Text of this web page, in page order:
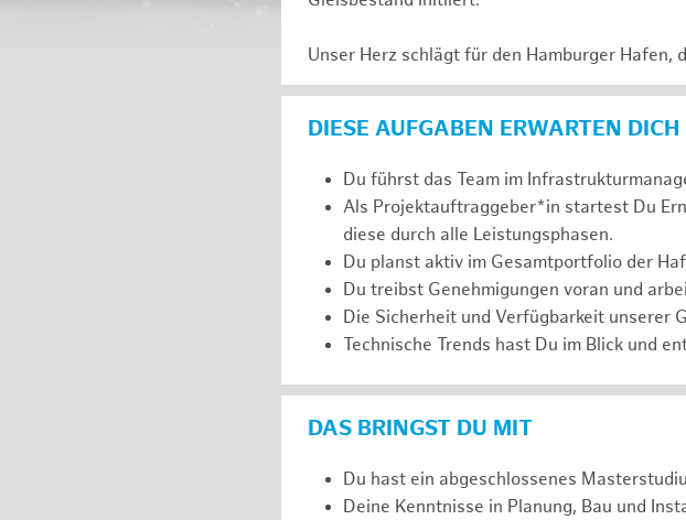
Unser Herz schlägt für den Hamburger Hafen,
DIESE AUFGABEN ERWARTEN DICH
Du führst das Team im
Als Projektauftraggeber*in startest Du
diese durch alle Leistungsphasen.
Du planst aktiv im Gesamtportfolio der
Du treibst Genehmigungen voran und
Die Sicherheit und Verfügbarkeit unserer
Technische Trends hast Du im Blick und
DAS BRINGST DU MIT
Du hast ein abgeschlossenes
Deine Kenntnisse in Planung, Bau und